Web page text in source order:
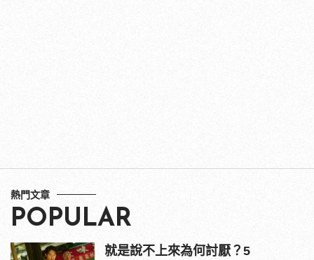
熱門文章
POPULAR
就是說不上來為何討厭？5